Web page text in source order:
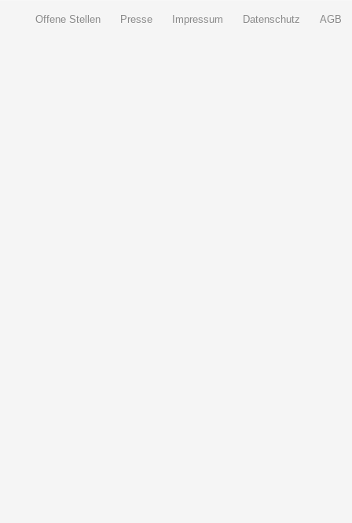
Offene Stellen Presse Impressum Datenschutz AGB